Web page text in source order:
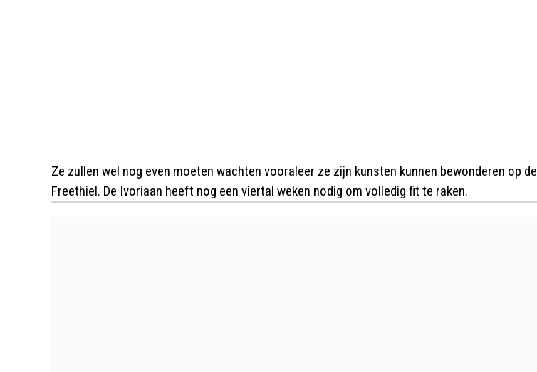
Ze zullen wel nog even moeten wachten vooraleer ze zijn kunsten kunnen bewonderen op de
Freethiel. De Ivoriaan heeft nog een viertal weken nodig om volledig fit te raken.